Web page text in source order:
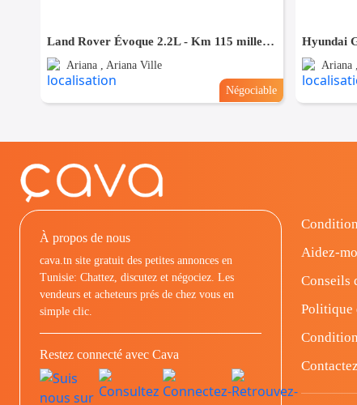
Land Rover Évoque 2.2L - Km 115 mille - Tel 98479647
Ariana , Ariana Ville
Négociable
Hyundai
Ariana
À propos de nous
cava.tn site gratuit des petites annonces en
Tunisie: Chattez, discutez et négociez. Les
vendeurs et acheteurs prés de chez vous en
simple clic.
Restez connecté avec Cava
Aidez-
Conseils
Politique